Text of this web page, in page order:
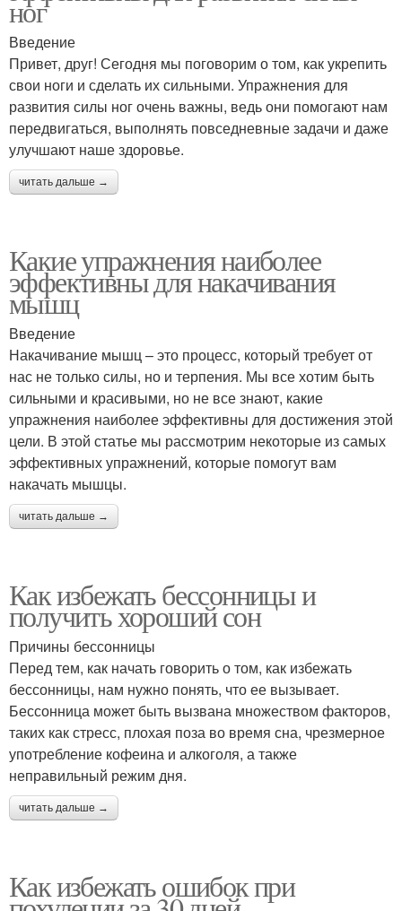
ног
Введение
Привет, друг! Сегодня мы поговорим о том, как укрепить
свои ноги и сделать их сильными. Упражнения для
развития силы ног очень важны, ведь они помогают нам
передвигаться, выполнять повседневные задачи и даже
улучшают наше здоровье.
читать дальше →
Какие упражнения наиболее
эффективны для накачивания
мышц
Введение
Накачивание мышц – это процесс, который требует от
нас не только силы, но и терпения. Мы все хотим быть
сильными и красивыми, но не все знают, какие
упражнения наиболее эффективны для достижения этой
цели. В этой статье мы рассмотрим некоторые из самых
эффективных упражнений, которые помогут вам
накачать мышцы.
читать дальше →
Как избежать бессонницы и
получить хороший сон
Причины бессонницы
Перед тем, как начать говорить о том, как избежать
бессонницы, нам нужно понять, что ее вызывает.
Бессонница может быть вызвана множеством факторов,
таких как стресс, плохая поза во время сна, чрезмерное
употребление кофеина и алкоголя, а также
неправильный режим дня.
читать дальше →
Как избежать ошибок при